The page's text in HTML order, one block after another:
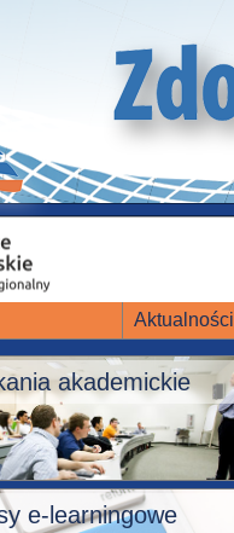
Aktualności
akademickie
e-learningowe